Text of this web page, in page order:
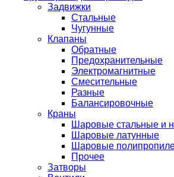
Задвижки
Стальные
Чугунные
Клапаны
Обратные
Предохранительные
Электромагнитные
Смесительные
Разные
Балансировочные
Краны
Шаровые стальные и
Шаровые латунные
Шаровые
Прочее
Затворы